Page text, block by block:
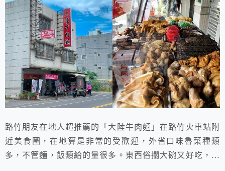
路竹朋友在地人超推薦的「大陸牛肉麵」在路竹火車站附
近美食圈，在地算是非常的受歡迎，外省口味魯菜種類
多，不管麵，飯類給的量很多。東西俗擱大碗又好吃，對